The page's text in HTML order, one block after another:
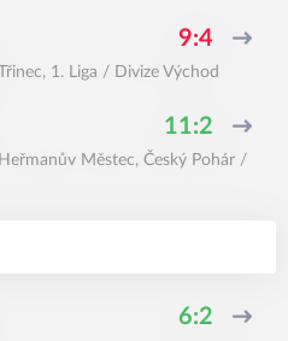
9:4
Třinec, 1. Liga / Divize Východ
11:2
Heřmanův Městec, Český Pohár /
6:2